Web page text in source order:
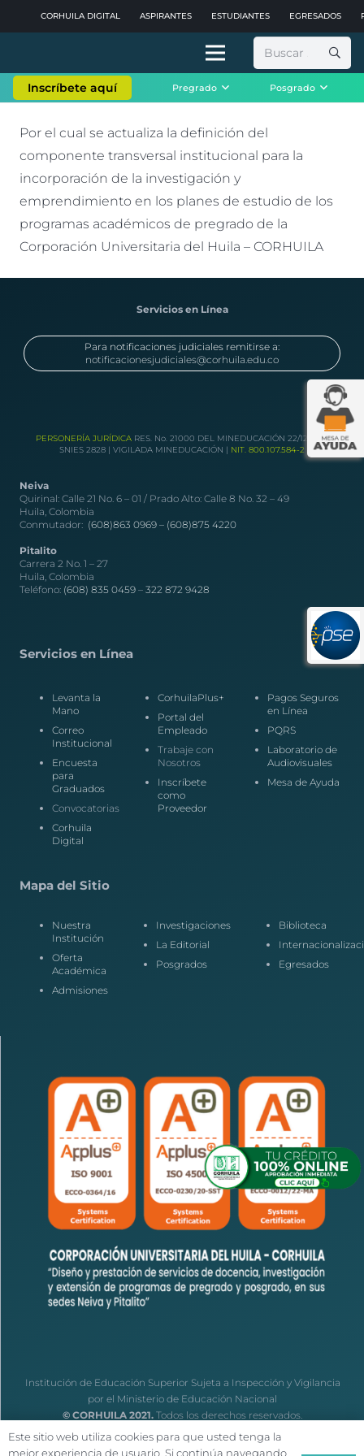
CORHUILA DIGITAL ASPIRANTES ESTUDIANTES EGRESADOS
Buscar:
Inscríbete aquí Pregrado Posgrado
Por el cual se actualiza la definición del
componente transversal institucional para la
incorporación de la investigación y
emprendimiento en los planes de estudio de los
programas académicos de pregrado de la
Corporación Universitaria del Huila – CORHUILA
Servicios en Línea
Para notificaciones judiciales remitirse a:
notificacionesjudiciales@corhuila.edu.co
PERSONERÍA JURÍDICA RES. No. 21000 DEL MINEDUCACIÓN 22/12/1989
SNIES 2828 | VIGILADA MINEDUCACIÓN | NIT. 800.107.584-2
Neiva
Quirinal: Calle 21 No. 6 – 01 / Prado Alto: Calle 8 No. 32 – 49
Huila, Colombia
Conmutador: (608)863 0969 – (608)875 4220
Pitalito
Carrera 2 No. 1 – 27
Huila, Colombia
Teléfono: (608) 835 0459 – 322 872 9428
Servicios en Línea
Levanta la
Mano
Correo
Institucional
Encuesta
para
Graduados
Convocatorias
Corhuila
Digital
CorhuilaPlus+
Portal del
Empleado
Trabaje con
Nosotros
Inscríbete
como
Proveedor
Pagos Seguros
en Línea
PQRS
Laboratorio de
Audiovisuales
Mesa de Ayuda
Mapa del Sitio
Nuestra
Institución
Oferta
Académica
Admisiones
Investigaciones
La Editorial
Posgrados
Biblioteca
Egresados
Institución de Educación Superior Sujeta a Inspección y Vigilancia
por el Ministerio de Educación Nacional
© CORHUILA 2021. Todos los derechos reservados.
Este sitio web utiliza cookies para que usted tenga la
mejor experiencia de usuario. Si continúa navegando